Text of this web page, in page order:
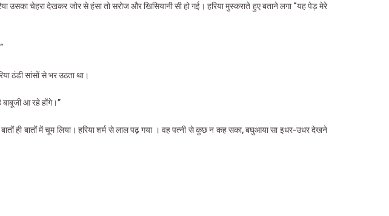
उसका चेहरा देखकर जोर से हंसा तो सरोज और खिसियानी सी हो गई। हरिया मुस्कराते हुए बताने लगा “यह पेड़ मेरे
ठंडी सांसों से भर उठता था।
बाबूजी आ रहे होंगे।”
ही बातों में चूम लिया। हरिया शर्म से लाल पढ़ गया । वह पत्नी से कुछ न कह सका, बघुआया सा इधर-उधर देखने